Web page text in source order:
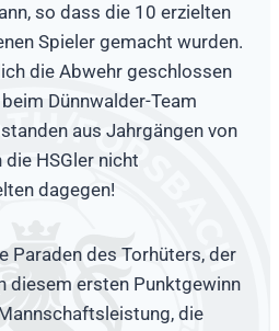
so dass die 10 erzielten
Spieler gemacht wurden.
die Abwehr geschlossen
Dünnwalder-Team
aus Jahrgängen von
HSGler nicht
dagegen!
Paraden des Torhüters, der
diesem ersten Punktgewinn
die